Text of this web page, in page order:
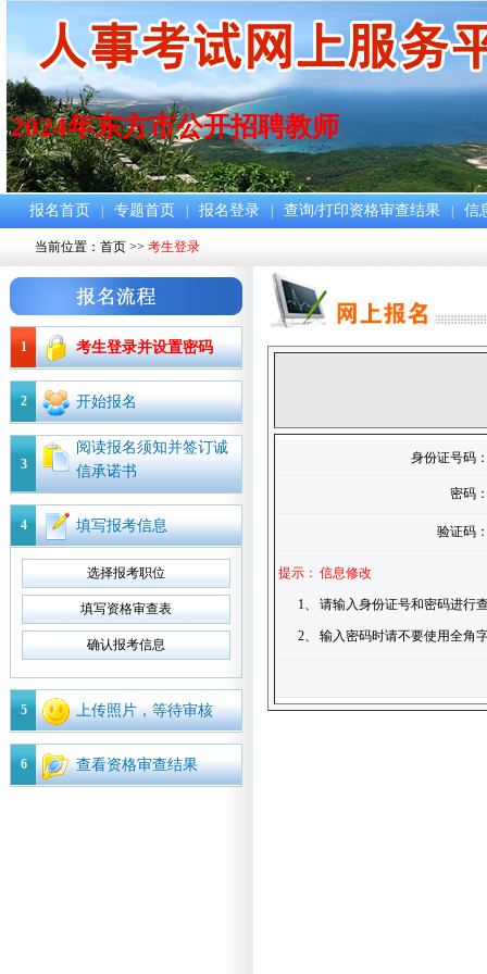
2024年东方市公开招聘教师
报名首页 专题首页 报名登录 查询/打印资格审查结果 信
当前位置： 首页 >> 考生登录
1 考生登录并设置密码
2 开始报名
3
阅读报名须知并签订诚
信承诺书
4 填写报考信息
选择报考职位
填写资格审查表
确认报考信息
5 上传照片，等待审核
6 查看资格审查结果
身份证号码
密码
验证码
提示： 信息修改
1、 请输入身份证号和密码进行
2、 输入密码时请不要使用全角